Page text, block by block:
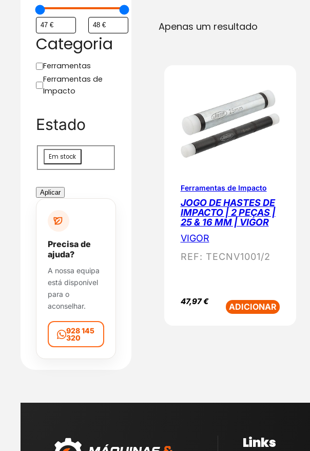
Categoria
C
t
o
Ferramentas
Ferramentas de
Impacto
Estado
i
p
o
d
d
Em stock
Aplicar
Precisa de
ajuda?
A nossa equipa
está disponível
para o
aconselhar.
928 145
320
Apenas um resultado
Ferramentas de Impacto
JOGO DE HASTES DE
IMPACTO | 2 PEÇAS |
25 & 16 MM | VIGOR
VIGOR
REF: TECNV1001/2
47,97€
ADICIONAR
Links